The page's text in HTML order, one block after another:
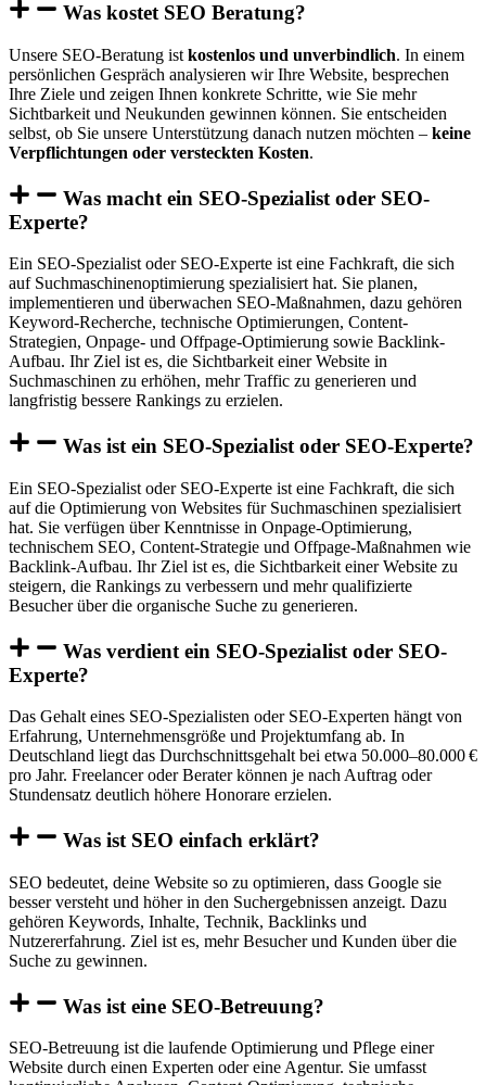
Was kostet SEO Beratung?
Unsere SEO-Beratung ist kostenlos und unverbindlich. In einem
persönlichen Gespräch analysieren wir Ihre Website, besprechen
Ihre Ziele und zeigen Ihnen konkrete Schritte, wie Sie mehr
Sichtbarkeit und Neukunden gewinnen können. Sie entscheiden
selbst, ob Sie unsere Unterstützung danach nutzen möchten – keine
Verpflichtungen oder versteckten Kosten.
Was macht ein SEO-Spezialist oder SEO-
Experte?
Ein SEO-Spezialist oder SEO-Experte ist eine Fachkraft, die sich
auf Suchmaschinenoptimierung spezialisiert hat. Sie planen,
implementieren und überwachen SEO-Maßnahmen, dazu gehören
Keyword-Recherche, technische Optimierungen, Content-
Strategien, Onpage- und Offpage-Optimierung sowie Backlink-
Aufbau. Ihr Ziel ist es, die Sichtbarkeit einer Website in
Suchmaschinen zu erhöhen, mehr Traffic zu generieren und
langfristig bessere Rankings zu erzielen.
Was ist ein SEO-Spezialist oder SEO-Experte?
Ein SEO-Spezialist oder SEO-Experte ist eine Fachkraft, die sich
auf die Optimierung von Websites für Suchmaschinen spezialisiert
hat. Sie verfügen über Kenntnisse in Onpage-Optimierung,
technischem SEO, Content-Strategie und Offpage-Maßnahmen wie
Backlink-Aufbau. Ihr Ziel ist es, die Sichtbarkeit einer Website zu
steigern, die Rankings zu verbessern und mehr qualifizierte
Besucher über die organische Suche zu generieren.
Was verdient ein SEO-Spezialist oder SEO-
Experte?
Das Gehalt eines SEO-Spezialisten oder SEO-Experten hängt von
Erfahrung, Unternehmensgröße und Projektumfang ab. In
Deutschland liegt das Durchschnittsgehalt bei etwa 50.000–80.000 €
pro Jahr. Freelancer oder Berater können je nach Auftrag oder
Stundensatz deutlich höhere Honorare erzielen.
Was ist SEO einfach erklärt?
SEO bedeutet, deine Website so zu optimieren, dass Google sie
besser versteht und höher in den Suchergebnissen anzeigt. Dazu
gehören Keywords, Inhalte, Technik, Backlinks und
Nutzererfahrung. Ziel ist es, mehr Besucher und Kunden über die
Suche zu gewinnen.
Was ist eine SEO-Betreuung?
SEO-Betreuung ist die laufende Optimierung und Pflege einer
Website durch einen Experten oder eine Agentur. Sie umfasst